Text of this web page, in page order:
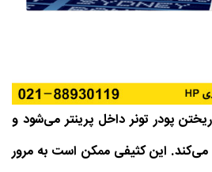
پودر تونر داخل پرینتر می‌شود و
این کثیفی ممکن است به مرور